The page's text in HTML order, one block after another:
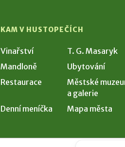
KAM V HUSTOPEČÍCH
Vinařství
T. G. Masaryk
Mandloně
Ubytování
Restaurace
Městské
a galerie
Denní meníčka
Mapa města